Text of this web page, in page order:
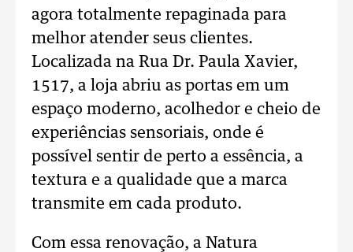
agora totalmente repaginada para
melhor atender seus clientes.
Localizada na Rua Dr. Paula Xavier,
1517, a loja abriu as portas em um
espaço moderno, acolhedor e cheio de
experiências sensoriais, onde é
possível sentir de perto a essência, a
textura e a qualidade que a marca
transmite em cada produto.
Com essa renovação, a Natura